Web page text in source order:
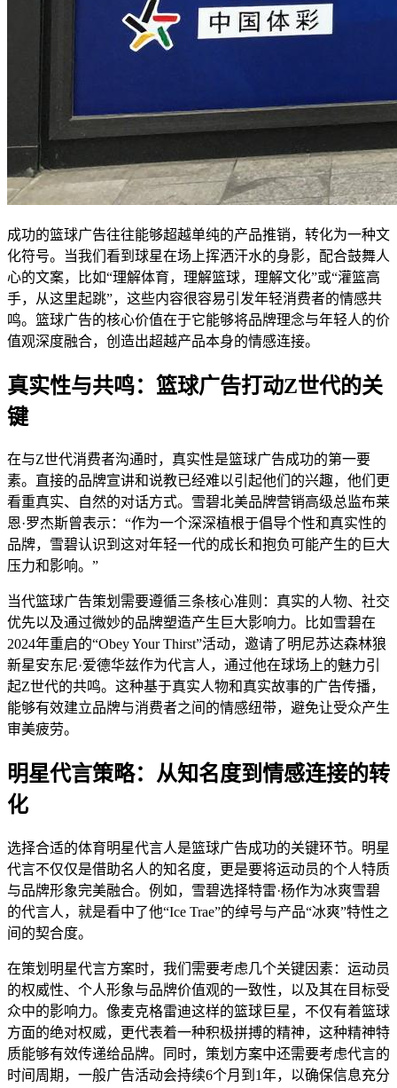
成功的篮球广告往往能够超越单纯的产品推销，转化为一种文
化符号。当我们看到球星在场上挥洒汗水的身影，配合鼓舞人
心的文案，比如“理解体育，理解篮球，理解文化”或“灌篮高
手，从这里起跳”，这些内容很容易引发年轻消费者的情感共
鸣。篮球广告的核心价值在于它能够将品牌理念与年轻人的价
值观深度融合，创造出超越产品本身的情感连接。
真实性与共鸣：篮球广告打动Z世代的关
键
在与Z世代消费者沟通时，真实性是篮球广告成功的第一要
素。直接的品牌宣讲和说教已经难以引起他们的兴趣，他们更
看重真实、自然的对话方式。雪碧北美品牌营销高级总监布莱
恩·罗杰斯曾表示：“作为一个深深植根于倡导个性和真实性的
品牌，雪碧认识到这对年轻一代的成长和抱负可能产生的巨大
压力和影响。”
当代篮球广告策划需要遵循三条核心准则：真实的人物、社交
优先以及通过微妙的品牌塑造产生巨大影响力。比如雪碧在
2024年重启的“Obey Your Thirst”活动，邀请了明尼苏达森林狼
新星安东尼·爱德华兹作为代言人，通过他在球场上的魅力引
起Z世代的共鸣。这种基于真实人物和真实故事的广告传播，
能够有效建立品牌与消费者之间的情感纽带，避免让受众产生
审美疲劳。
明星代言策略：从知名度到情感连接的转
化
选择合适的体育明星代言人是篮球广告成功的关键环节。明星
代言不仅仅是借助名人的知名度，更是要将运动员的个人特质
与品牌形象完美融合。例如，雪碧选择特雷·杨作为冰爽雪碧
的代言人，就是看中了他“Ice Trae”的绰号与产品“冰爽”特性之
间的契合度。
在策划明星代言方案时，我们需要考虑几个关键因素：运动员
的权威性、个人形象与品牌价值观的一致性，以及其在目标受
众中的影响力。像麦克格雷迪这样的篮球巨星，不仅有着篮球
方面的绝对权威，更代表着一种积极拼搏的精神，这种精神特
质能够有效传递给品牌。同时，策划方案中还需要考虑代言的
时间周期，一般广告活动会持续6个月到1年，以确保信息充分